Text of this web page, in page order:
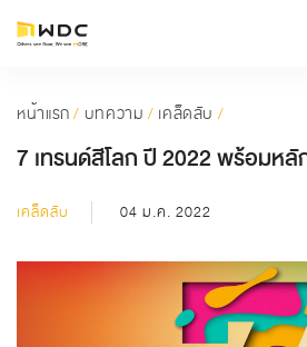
หน้าแรก/ บทความ / เคล็ดลับ /
7 เทรนด์สีโลก ปี 2022 พร้อมหลั
เคล็ดลับ 04 ม.ค. 2022